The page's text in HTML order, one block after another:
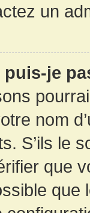
un
je
nom
S’ils le
que
que